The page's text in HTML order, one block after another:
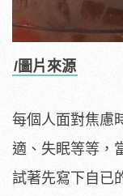
/圖片來源
每個人面對焦慮
適、失眠等等，
試著先寫下自已